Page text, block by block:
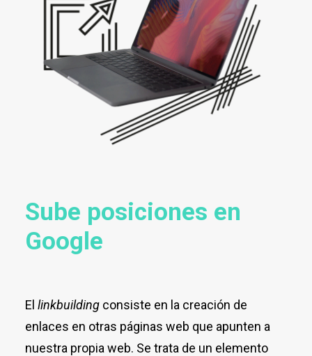
Sube posiciones en
Google
El linkbuilding consiste en la creación de
enlaces en otras páginas web que apunten a
nuestra propia web. Se trata de un elemento